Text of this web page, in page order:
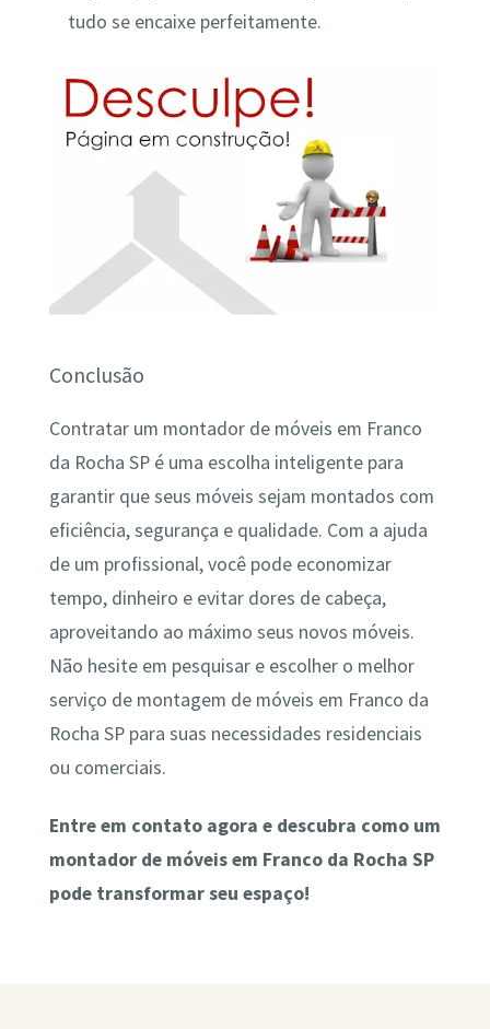
tudo se encaixe perfeitamente.
Conclusão
Contratar um montador de móveis em Franco
da Rocha SP é uma escolha inteligente para
garantir que seus móveis sejam montados com
eficiência, segurança e qualidade. Com a ajuda
de um profissional, você pode economizar
tempo, dinheiro e evitar dores de cabeça,
aproveitando ao máximo seus novos móveis.
Não hesite em pesquisar e escolher o melhor
serviço de montagem de móveis em Franco da
Rocha SP para suas necessidades residenciais
ou comerciais.
Entre em contato agora e descubra como um
montador de móveis em Franco da Rocha SP
pode transformar seu espaço!